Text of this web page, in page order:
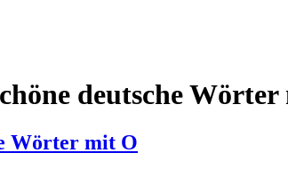
deutsche
Wörter mit O